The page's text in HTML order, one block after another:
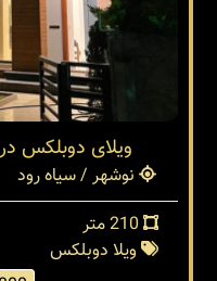
ویلای دوبلکس
نوشهر / سیاه رود
ویلا دوبلکس